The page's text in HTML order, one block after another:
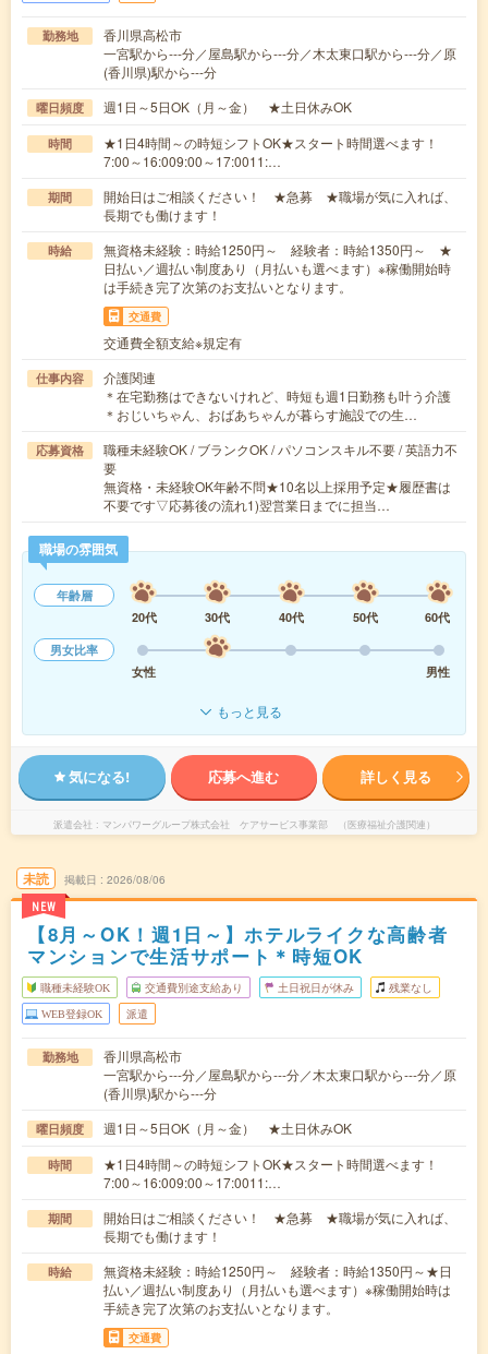
勤務地
香川県高松市
一宮駅から---分／屋島駅から---分／木太東口駅から---分／原
(香川県)駅から---分
曜日頻度 週1日～5日OK（月～金） ★土日休みOK
時間
★1日4時間～の時短シフトOK★スタート時間選べます！
7:00～16:009:00～17:0011:…
期間
開始日はご相談ください！ ★急募 ★職場が気に入れば、
長期でも働けます！
時給
無資格未経験：時給1250円～ 経験者：時給1350円～ ★
日払い／週払い制度あり（月払いも選べます）※稼働開始時
は手続き完了次第のお支払いとなります。
交通費
交通費全額支給※規定有
仕事内容
介護関連
＊在宅勤務はできないけれど、時短も週1日勤務も叶う介護
＊おじいちゃん、おばあちゃんが暮らす施設での生…
応募資格
職種未経験OK / ブランクOK / パソコンスキル不要 / 英語力不
要
無資格・未経験OK年齢不問★10名以上採用予定★履歴書は
不要です▽応募後の流れ1)翌営業日までに担当…
職場の雰囲気
年齢層
20代
30代 40代 50代
60代
男女比率
女性
男性
もっと見る
気になる! 応募へ進む 詳しく見る
派遣会社 マンパワーグループ株式会社 ケアサービス事業部 （医療福祉介護関連）
未読
NEW
掲載日 2026/08/06
【8月～OK！週1日～】ホテルライクな高齢者
マンションで生活サポート＊時短OK
職種未経験OK 交通費別途支給あり 土日祝日が休み 残業なし
WEB登録OK 派遣
勤務地
香川県高松市
一宮駅から---分／屋島駅から---分／木太東口駅から---分／原
(香川県)駅から---分
曜日頻度 週1日～5日OK（月～金） ★土日休みOK
時間
★1日4時間～の時短シフトOK★スタート時間選べます！
7:00～16:009:00～17:0011:…
期間
開始日はご相談ください！ ★急募 ★職場が気に入れば、
長期でも働けます！
時給
無資格未経験：時給1250円～ 経験者：時給1350円～★日
払い／週払い制度あり（月払いも選べます）※稼働開始時は
手続き完了次第のお支払いとなります。
交通費